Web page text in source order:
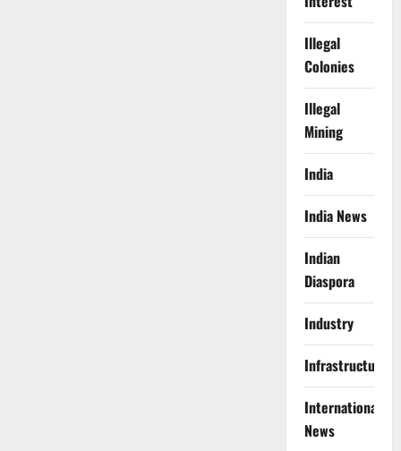
Illegal
Colonies
Illegal
Mining
India
India News
Indian
Diaspora
Industry
Infrastructure
International
News